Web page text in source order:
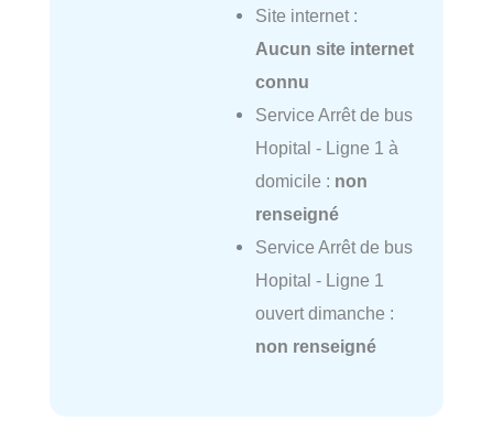
Site internet :
Aucun site internet
connu
Service Arrêt de bus
Hopital - Ligne 1 à
domicile : non
renseigné
Service Arrêt de bus
Hopital - Ligne 1
ouvert dimanche :
non renseigné